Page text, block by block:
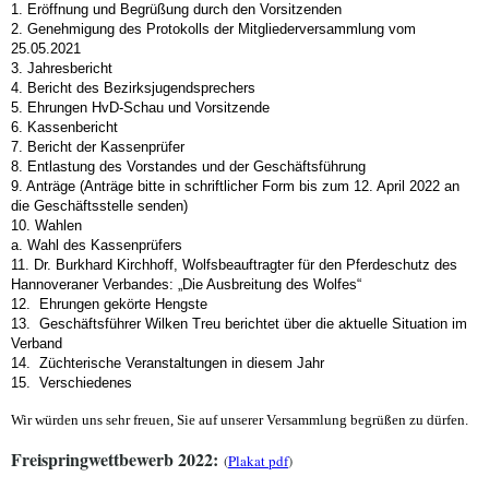
1. Eröffnung und Begrüßung durch den Vorsitzenden
2. Genehmigung des Protokolls der Mitgliederversammlung vom
25.05.2021
3. Jahresbericht
4. Bericht des Bezirksjugendsprechers
5. Ehrungen HvD-Schau und Vorsitzende
6. Kassenbericht
7. Bericht der Kassenprüfer
8. Entlastung des Vorstandes und der Geschäftsführung
9. Anträge (Anträge bitte in schriftlicher Form bis zum 12. April 2022 an
die Geschäftsstelle senden)
10. Wahlen
a. Wahl des Kassenprüfers
11. Dr. Burkhard Kirchhoff, Wolfsbeauftragter für den Pferdeschutz des
Hannoveraner Verbandes: „Die Ausbreitung des Wolfes“
12. Ehrungen gekörte Hengste
13. Geschäftsführer Wilken Treu berichtet über die aktuelle Situation im
Verband
14. Züchterische Veranstaltungen in diesem Jahr
15. Verschiedenes
Wir würden uns sehr freuen, Sie auf unserer Versammlung begrüßen zu dürfen.
Freispringwettbewerb 2022: (Plakat pdf)